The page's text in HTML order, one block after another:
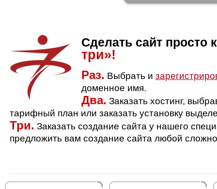
Сделать сайт просто
три»!
Раз. Выбрать и
доменное имя.
Два. Заказать хостинг,
тарифный план или заказать установку
Три. Заказать создание сайта у нашего
предложить вам создание сайта любой